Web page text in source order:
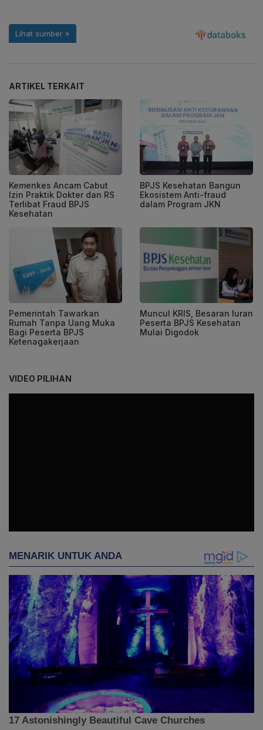
ARTIKEL TERKAIT
Kemenkes Ancam Cabut
Izin Praktik Dokter dan RS
Terlibat Fraud BPJS
Kesehatan
BPJS Kesehatan Bangun
Ekosistem Anti-fraud
dalam Program JKN
Pemerintah Tawarkan
Rumah Tanpa Uang Muka
Bagi Peserta BPJS
Ketenagakerjaan
Muncul KRIS, Besaran Iuran
Peserta BPJS Kesehatan
Mulai Digodok
VIDEO PILIHAN